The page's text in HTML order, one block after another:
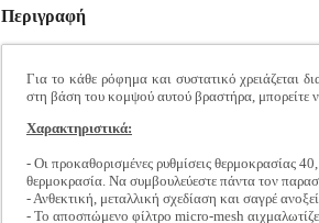
Περιγραφή
Για το κάθε ρόφημα και συστατικό χρειάζεται
στη βάση του κομψού αυτού βραστήρα, μπορείτε
Χαρακτηριστικά:
- Οι προκαθορισμένες ρυθμίσεις θερμοκρασίας
θερμοκρασία. Να συμβουλεύεστε πάντα τον
- Ανθεκτική, μεταλλική σχεδίαση και σαγρέ
- Το αποσπώμενο φίλτρο micro-mesh